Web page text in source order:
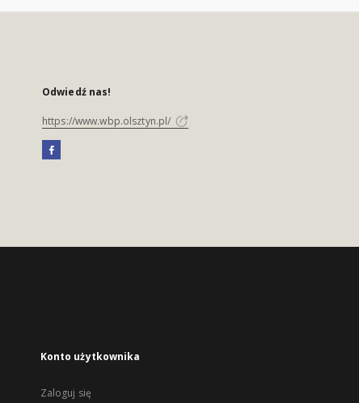
Odwiedź nas!
https://www.wbp.olsztyn.pl/
Konto użytkownika
Zaloguj się